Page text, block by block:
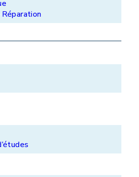
Domaine de la Pommeraie -
19 19
?